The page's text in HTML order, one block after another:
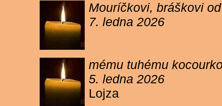
Mouríčkovi, bráškovi
7. ledna 2026
mému tuhému
5. ledna 2026
Lojza